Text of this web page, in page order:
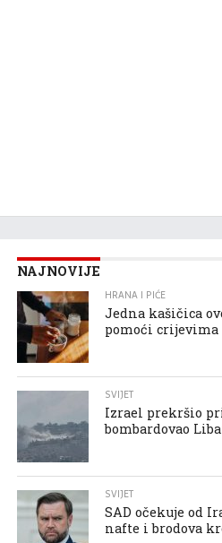
NAJNOVIJE
HRANA I PIĆE
Jedna kašičica
pomoći crijevima
SVIJET
Izrael prekršio
bombardovao
SVIJET
SAD očekuje od
nafte i brodova